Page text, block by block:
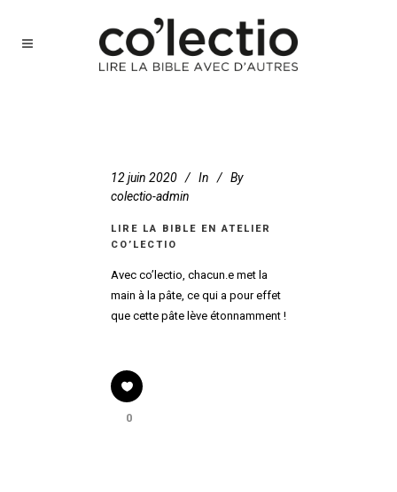
12 juin 2020 In
By
colectio-admin
LIRE LA BIBLE EN ATELIER
CO’LECTIO
Avec co’lectio, chacun.e met la
main à la pâte, ce qui a pour effet
que cette pâte lève étonnamment !
0